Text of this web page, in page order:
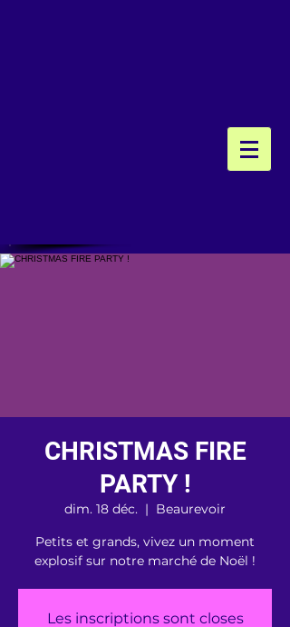
CHRISTMAS FIRE
PARTY !
dim. 18 déc.
  |
Beaurevoir
Petits et grands, vivez un moment
explosif sur notre marché de Noël !
Les inscriptions sont closes